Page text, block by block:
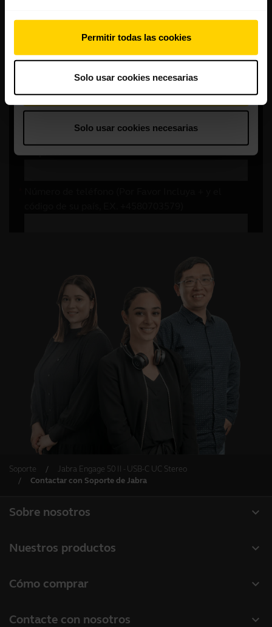
Permitir todas las cookies
Solo usar cookies necesarias
Soporte
Jabra Engage 50 II - USB-C UC Stereo
Contactar con Soporte de Jabra
expand_more
Sobre nosotros
Sostenibilidad
expand_more
Nuestros productos
Cámaras de conferencia
expand_more
Cómo comprar
expand_more
Contacte con nosotros